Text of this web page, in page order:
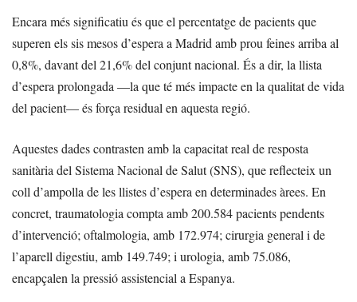
Encara més significatiu és que el percentatge de pacients que
superen els sis mesos d’espera a Madrid amb prou feines arriba al
0,8%, davant del 21,6% del conjunt nacional. És a dir, la llista
d’espera prolongada —la que té més impacte en la qualitat de vida
del pacient— és força residual en aquesta regió.
Aquestes dades contrasten amb la capacitat real de resposta
sanitària del Sistema Nacional de Salut (SNS), que reflecteix un
coll d’ampolla de les llistes d’espera en determinades àrees. En
concret, traumatologia compta amb 200.584 pacients pendents
d’intervenció; oftalmologia, amb 172.974; cirurgia general i de
l’aparell digestiu, amb 149.749; i urologia, amb 75.086,
encapçalen la pressió assistencial a Espanya.